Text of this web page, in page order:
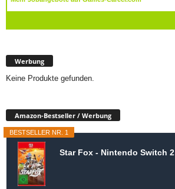
Werbung
Keine Produkte gefunden.
Amazon-Bestseller / Werbung
BESTSELLER NR. 1
Star Fox - Nintendo Switch 2